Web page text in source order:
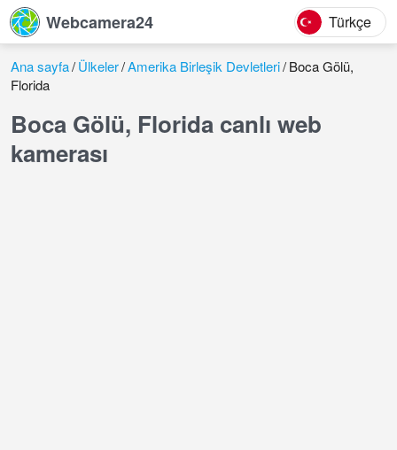
Webcamera24 Türkçe
Ana sayfa Ülkeler Amerika Birleşik Devletleri Boca Gölü,
Florida
Boca Gölü, Florida canlı web
kamerası